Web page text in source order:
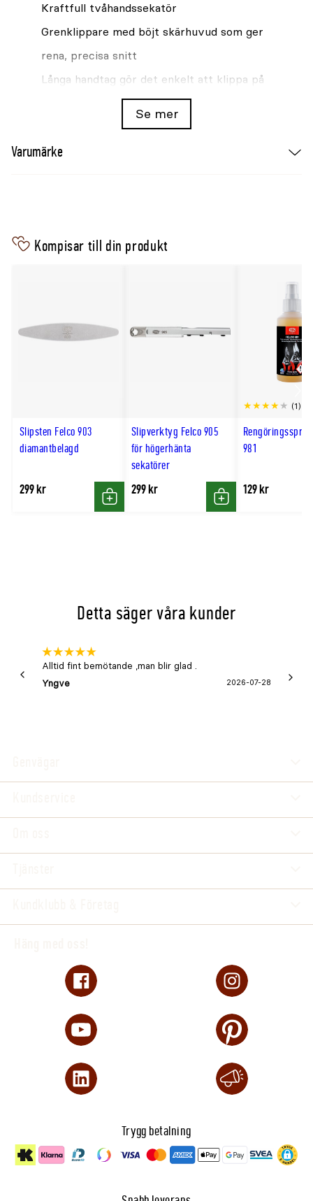
Kraftfull tvåhandssekatör
Grenklippare med böjt skärhuvud som ger
rena, precisa snitt
Långa handtag gör det enkelt att klippa på
Skärhuvudet håller fast grenen och minimerar
kraftansträngningen
Rengöringsspray Felco 981
sekatörer
Se mer
Varumärke
Kompisar till din produkt
Slipsten Felco 903
diamantbelagd
299 kr
Köp
Slipverktyg Felco 905
för högerhänta
sekatörer
299 kr
Köp
981
(1)
129 kr
Detta säger våra kunder
Alltid fint bemötande ,man blir glad .
Yngve
2026-07-28
Trygg betalning